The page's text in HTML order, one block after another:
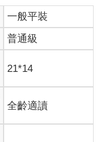
一般平裝
普通級
21*14
全齡適讀